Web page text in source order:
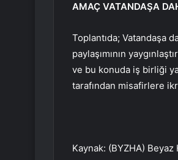
AMAÇ VATANDAŞA
Toplantıda; Vatandaşa
paylaşımının
ve bu konuda iş birliği
tarafından misafirlere
Kaynak: (BYZHA) Beyaz